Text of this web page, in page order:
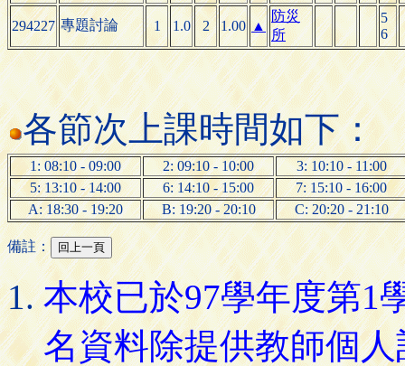
294227 專題討論 1 1.0 2 1.00 ▲
防災
所
5
6
各節次上課時間如下：
1: 08:10 - 09:00 2: 09:10 - 10:00
3: 10:10 - 11:00
5: 13:10 - 14:00
6: 14:10 - 15:00
7: 15:10 - 16:00
A: 18:30 - 19:20
B: 19:20 - 20:10 C: 20:20 - 21:10
備註：
本校已於97學年度第1
名資料除提供教師個